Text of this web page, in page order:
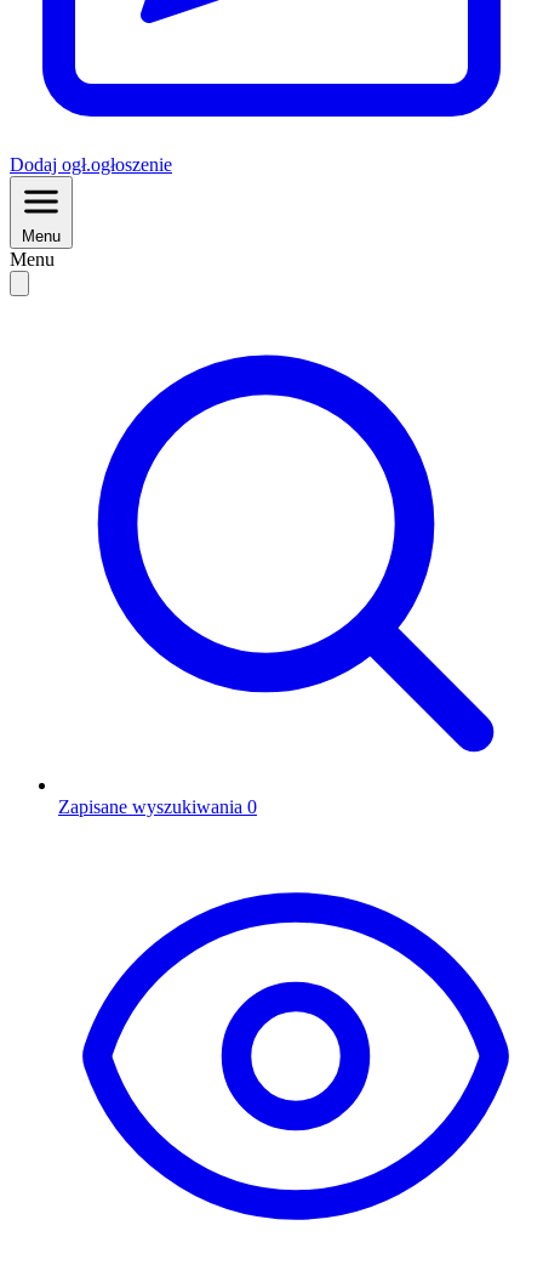
Dodaj ogł.ogłoszenie
Menu
Menu
Zapisane wyszukiwania 0